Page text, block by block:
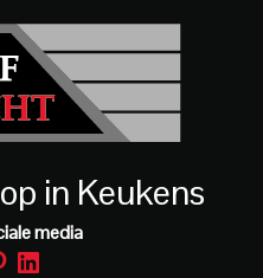
in Keukens
media
LinkedIn